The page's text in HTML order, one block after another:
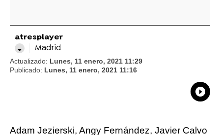
atresplayer
Madrid
Actualizado: Lunes, 11 enero, 2021 11:29
Publicado: Lunes, 11 enero, 2021 11:16
Adam Jezierski, Angy Fernández, Javier Calvo